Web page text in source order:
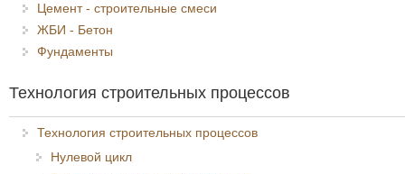
Цемент - строительные смеси
ЖБИ - Бетон
Фундаменты
Технология строительных процессов
Технология строительных процессов
Нулевой цикл